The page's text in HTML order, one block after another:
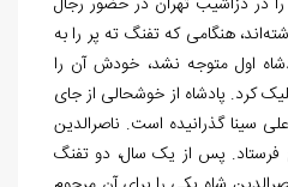
هنگامی که تفنگ ته پر را به
اول متوجه نشد، خودش آن را
كرد. پادشاه از خوشحالی از جای
سینا گذرانیده است. ناصرالدین
فرستاد. پس از یک سال، دو تفنگ